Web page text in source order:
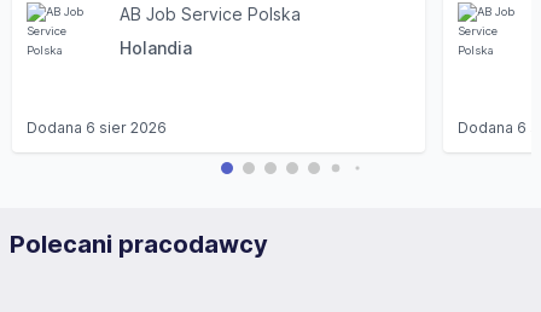
AB Job Service Polska
Holandia
Dodana 6 sier 2026 Dodana 6
Polecani pracodawcy